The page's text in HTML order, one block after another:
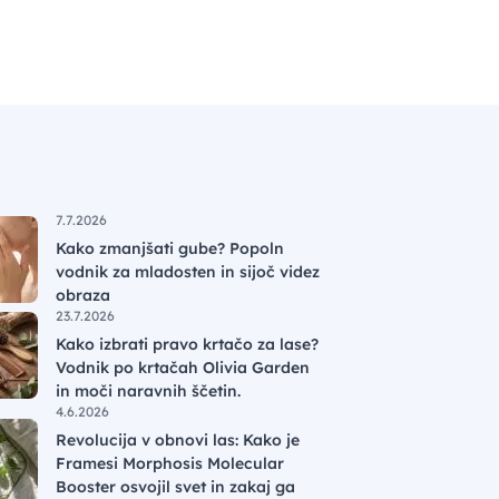
7.7.2026
Kako zmanjšati gube? Popoln
vodnik za mladosten in sijoč videz
obraza
23.7.2026
Kako izbrati pravo krtačo za lase?
Vodnik po krtačah Olivia Garden
in moči naravnih ščetin.
4.6.2026
Revolucija v obnovi las: Kako je
Framesi Morphosis Molecular
Booster osvojil svet in zakaj ga